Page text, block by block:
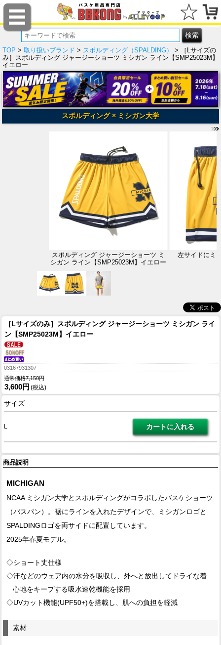
TOP > 取り扱いブランド > スポルディング（SPALDING）
> ［Lサイズの
み］スポルディング ジャージーショーツ ミシガン ライン【SMP25023M】
イエロー
スポルディング × ミシガン大学
スポルディング ジャージーショーツ ミ
シガン ライン【SMP25023M】イエロー
左サイドにミ
［Lサイズのみ］スポルディング ジャージーショーツ ミシガン ライ
ン【SMP25023M】イエロー
03167931307
通常価格7,150円
3,600円 (税込)
サイズ
L
商品説明
MICHIGAN
NCAA ミシガン大学とスポルディングがコラボしたバスケショーツ
（バスパン）。裾にラインを入れたデザインで、ミシガンロゴと
SPALDINGロゴを両サイドに配置しています。
2025年春夏モデル。
◇ショート丈仕様
◇汗などのウェア内の水分を吸収し、外へと放出してドライな着
心地をキープする吸水速乾機能を採用
◇UVカット機能(UPF50+)を搭載し、肌への負担を軽減
素材